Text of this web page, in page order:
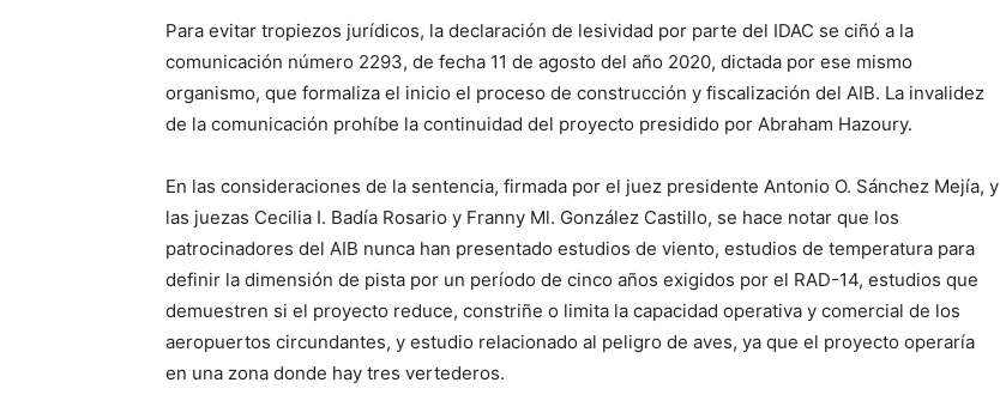
Para evitar tropiezos jurídicos, la declaración de lesividad por parte del IDAC se ciñó a la
comunicación número 2293, de fecha 11 de agosto del año 2020, dictada por ese mismo
organismo, que formaliza el inicio el proceso de construcción y fiscalización del AIB. La invalidez
de la comunicación prohíbe la continuidad del proyecto presidido por Abraham Hazoury.
En las consideraciones de la sentencia, firmada por el juez presidente Antonio O. Sánchez Mejía, y
las juezas Cecilia I. Badía Rosario y Franny Ml. González Castillo, se hace notar que los
patrocinadores del AIB nunca han presentado estudios de viento, estudios de temperatura para
definir la dimensión de pista por un período de cinco años exigidos por el RAD-14, estudios que
demuestren si el proyecto reduce, constriñe o limita la capacidad operativa y comercial de los
aeropuertos circundantes, y estudio relacionado al peligro de aves, ya que el proyecto operaría
en una zona donde hay tres vertederos.